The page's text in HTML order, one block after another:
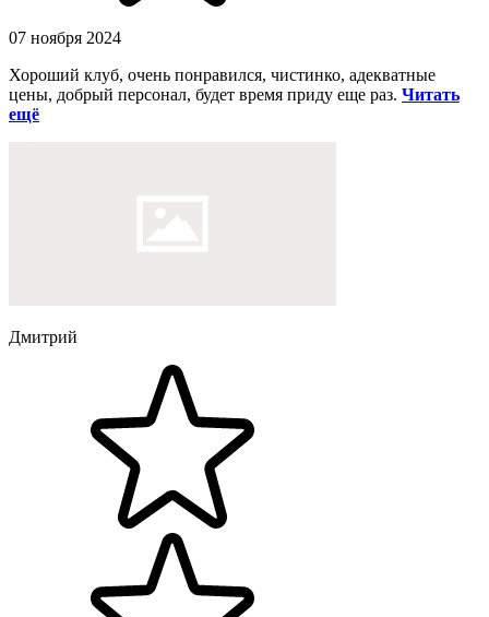
07 ноября 2024
Хороший клуб, очень понравился, чистинко, адекватные
цены, добрый персонал, будет время приду еще раз. Читать
ещё
Дмитрий